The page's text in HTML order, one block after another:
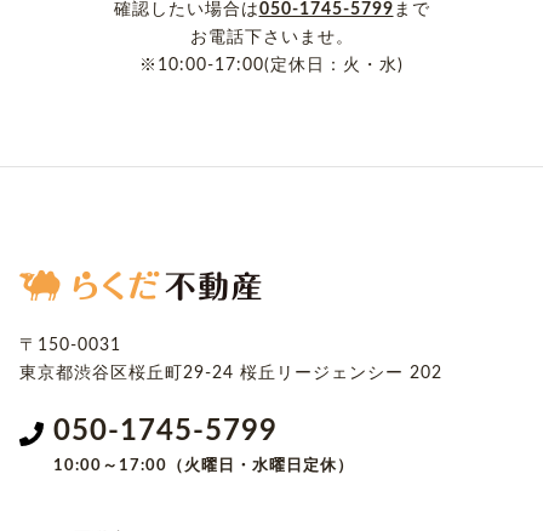
確認したい場合は050-1745-5799 まで
お電話下さいませ。
※10:00-17:00(定休日：火・水)
〒150-0031
東京都渋谷区桜丘町29-24 桜丘リージェンシー 202
050-1745-5799
10:00～17:00（火曜日・水曜日定休）